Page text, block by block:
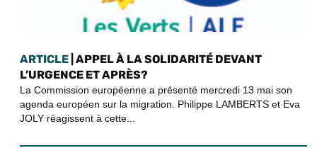
ARTICLE | APPEL À LA SOLIDARITÉ DEVANT
L’URGENCE ET APRÈS?
La Commission européenne a présenté mercredi 13 mai son
agenda européen sur la migration. Philippe LAMBERTS et Eva
JOLY réagissent à cette...